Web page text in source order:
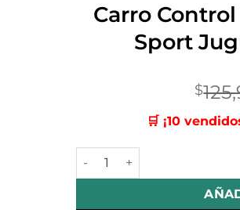
Carro
Sport
$
🛒 ¡10
Carro Control Remoto